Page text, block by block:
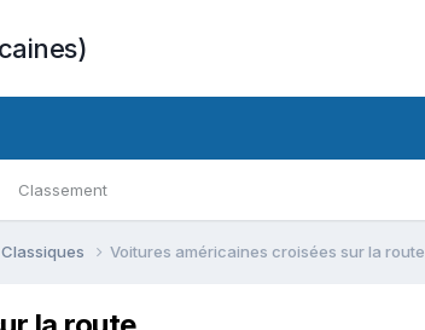
Classement
Classiques Voitures américaines croisées sur la route